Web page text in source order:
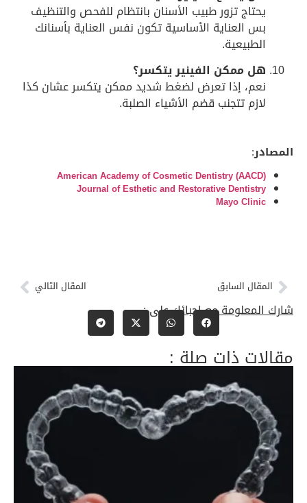
يحتاج تزور طبيب الأسنان بانتظام للفحص والتنظيف
بس العناية الأساسية تكون نفس العناية بأسنانك
الطبيعية.
هل ممكن الفينير يتكسر؟
نعم، إذا تعرض لضغط شديد ممكن يتكسر عشان كذا
لازم تتجنب قضم الأشياء الصلبة.
المصادر:
American Academy of Cosmetic Dentistry (AACD)
Journal of Esthetic and Restorative Dentistry
Mayo Clinic
المقال السابق المقال التالي
شارك المعلومة مع احبائك على :
مقالات ذات صلة :